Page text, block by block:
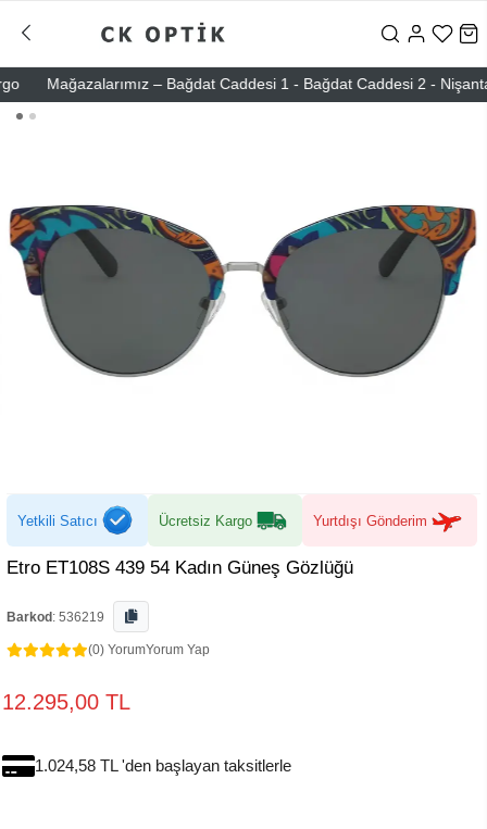
Mağazalarımız – Bağdat Caddesi 1 - Bağdat Caddesi 2 - Nişantaşı
Yetkili Satıcı Ücretsiz Kargo Yurtdışı Gönderim
Etro ET108S 439 54 Kadın Güneş Gözlüğü
Barkod : 536219
(0) YorumYorum Yap
12.295,00 TL
1.024,58 TL 'den başlayan taksitlerle